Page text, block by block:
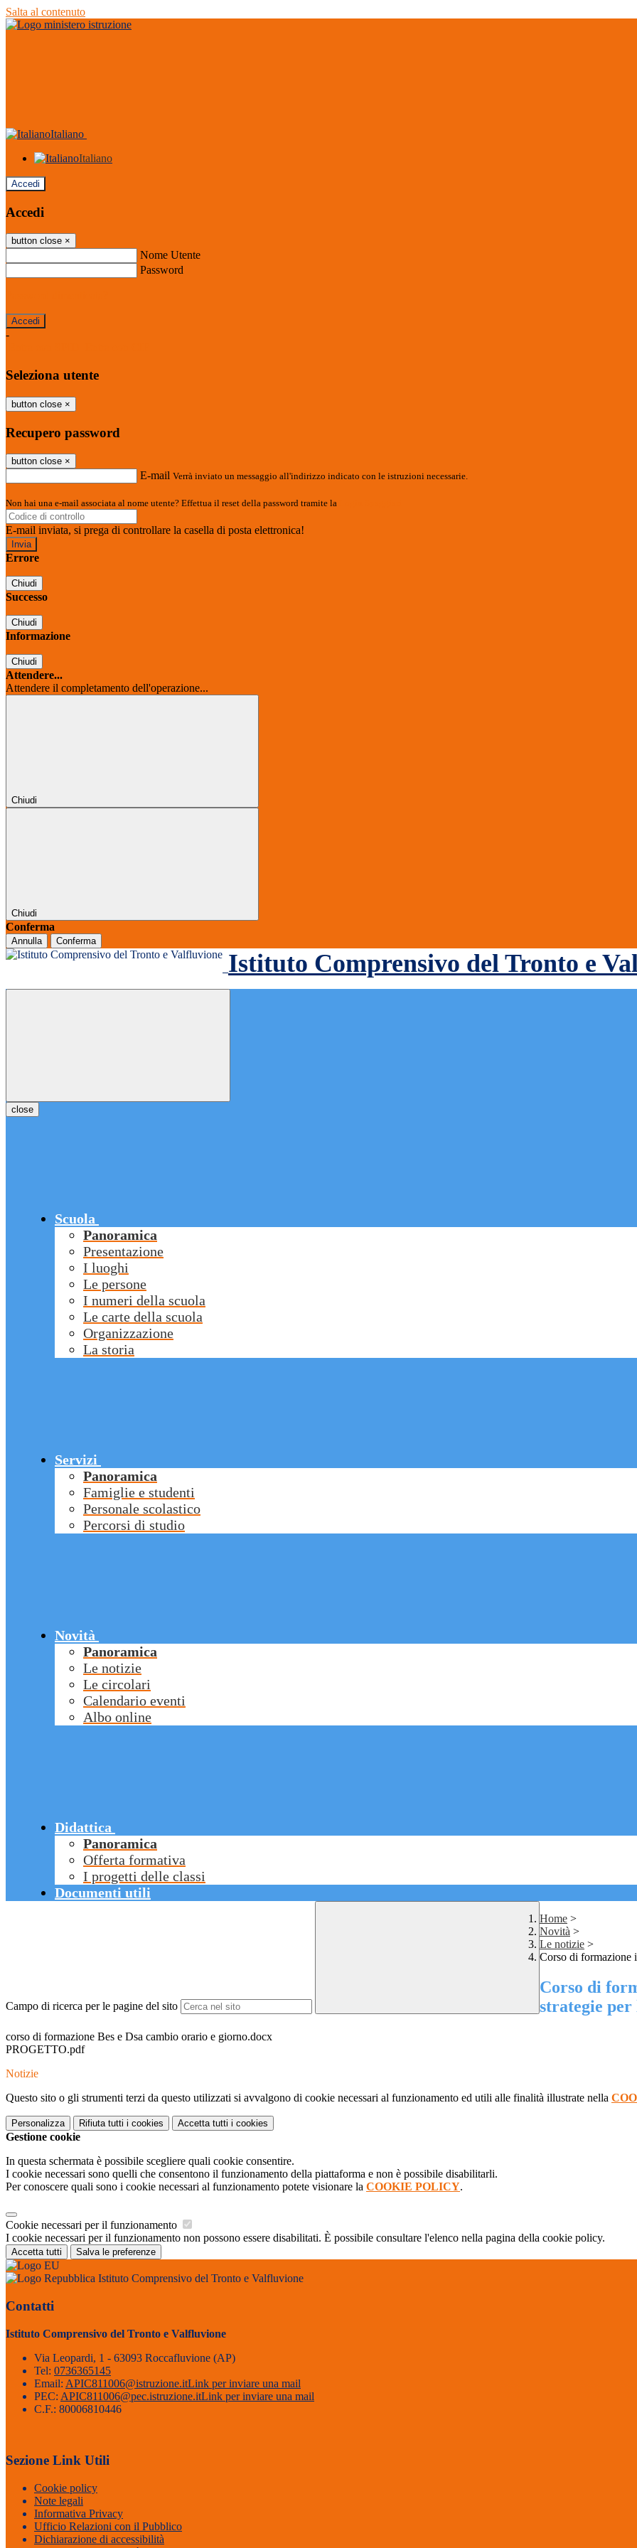
Salta al contenuto
Italiano
Italiano
Accedi
Accedi
button close ×
Nome Utente
Password
-
Seleziona utente
button close ×
Recupero password
button close ×
E-mail Verrà inviato un messaggio all'indirizzo indicato con le istruzioni necessarie.
Non hai una e-mail associata al nome utente? Effettua il reset della password tramite la
E-mail inviata, si prega di controllare la casella di posta elettronica!
Errore
Chiudi
Successo
Chiudi
Informazione
Chiudi
Attendere...
Attendere il completamento dell'operazione...
Chiudi
Chiudi
Conferma
Annulla Conferma
Istituto Comprensivo del Tronto e
close
Scuola
Panoramica
Presentazione
I luoghi
Le persone
I numeri della scuola
Le carte della scuola
Organizzazione
La storia
Servizi
Panoramica
Famiglie e studenti
Personale scolastico
Percorsi di studio
Novità
Panoramica
Le notizie
Le circolari
Calendario eventi
Albo online
Didattica
Panoramica
Offerta formativa
I progetti delle classi
Documenti utili
Campo di ricerca per le pagine del sito
Home >
Novità >
Le notizie >
Corso di formazione
Corso di
strategie
corso di formazione Bes e Dsa cambio orario e giorno.docx
PROGETTO.pdf
Notizie
Questo sito o gli strumenti terzi da questo utilizzati si avvalgono di cookie necessari al funzionamento ed utili alle finalità illustrate nella
Personalizza Rifiuta tutti i cookies Accetta tutti i cookies
Gestione cookie
In questa schermata è possibile scegliere quali cookie consentire.
I cookie necessari sono quelli che consentono il funzionamento della piattaforma e non è possibile disabilitarli.
Per conoscere quali sono i cookie necessari al funzionamento potete visionare la COOKIE POLICY.
Cookie necessari per il funzionamento
I cookie necessari per il funzionamento non possono essere disabilitati. È possibile consultare l'elenco nella pagina della cookie policy.
Accetta tutti Salva le preferenze
Istituto Comprensivo del Tronto e Valfluvione
Contatti
Istituto Comprensivo del Tronto e Valfluvione
Via Leopardi, 1 - 63093 Roccafluvione (AP)
Tel: 0736365145
Email: APIC811006@istruzione.itLink per inviare una mail
PEC: APIC811006@pec.istruzione.itLink per inviare una mail
C.F.: 80006810446
Sezione Link Utili
Cookie policy
Note legali
Informativa Privacy
Ufficio Relazioni con il Pubblico
Dichiarazione di accessibilità